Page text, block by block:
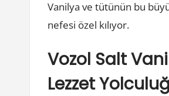
Vanilya ve tütünün bu
nefesi özel kılıyor.
Vozol Salt
Lezzet